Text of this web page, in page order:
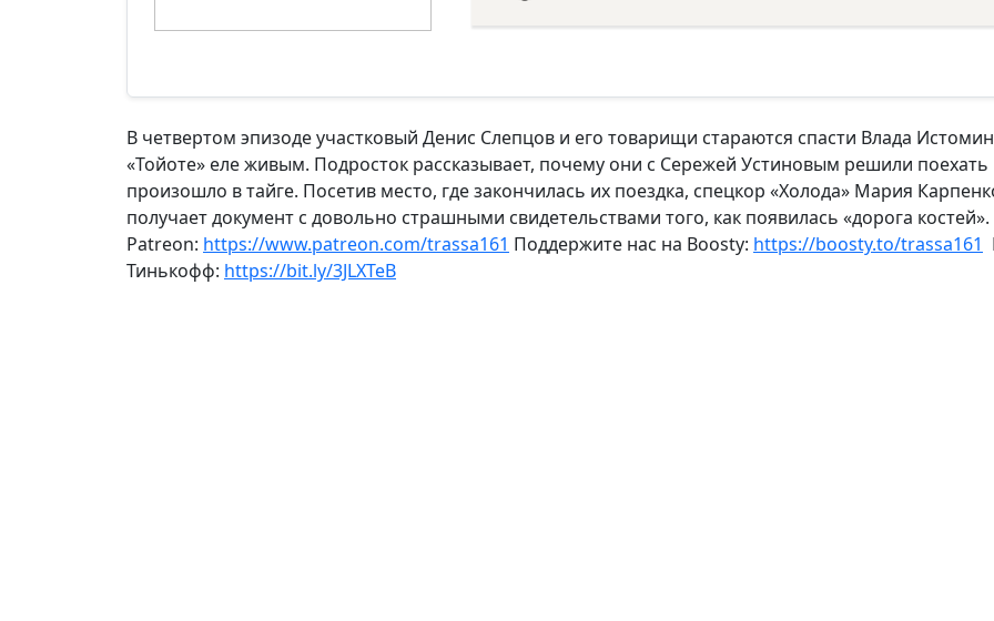
В четвертом эпизоде участковый Денис Слепцов и его товарищи стараются спасти Влада
«Тойоте» еле живым. Подросток рассказывает, почему они с Сережей Устиновым решили
произошло в тайге. Посетив место, где закончилась их поездка, спецкор «Холода» Мария
получает документ с довольно страшными свидетельствами того, как появилась «дорога
Patreon: https://www.patreon.com/trassa161 Поддержите нас на Boosty: https://boosty.to/trassa161
Тинькофф: https://bit.ly/3JLXTeB